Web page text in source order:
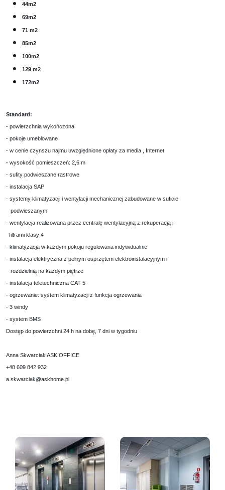
44m2
69m2
71 m2
85m2
100m2
129 m2
172m2
Standard:
- powierzchnia wykończona
- pokoje umeblowane
- w cenie czynszu najmu uwzględnione opłaty za media , Internet
- wysokość pomieszczeń: 2,6 m
- sufity podwieszane rastrowe
- instalacja SAP
- systemy klimatyzacji i wentylacji mechanicznej zabudowane w suficie
podwieszanym
- wentylacja realizowana przez centralę wentylacyjną z rekuperacją i
filtrami klasy 4
- klimatyzacja w każdym pokoju regulowana indywidualnie
- instalacja elektryczna z pełnym osprzętem elektroinstalacyjnym i
rozdzielnią na każdym piętrze
- instalacja teletechniczna CAT 5
- ogrzewanie: system klimatyzacji z funkcja ogrzewania
- 3 windy
- system BMS
Dostęp do powierzchni 24 h na dobę, 7 dni w tygodniu
Anna Skwarciak ASK OFFICE
+48 609 842 932
a.skwarciak@askhome.pl